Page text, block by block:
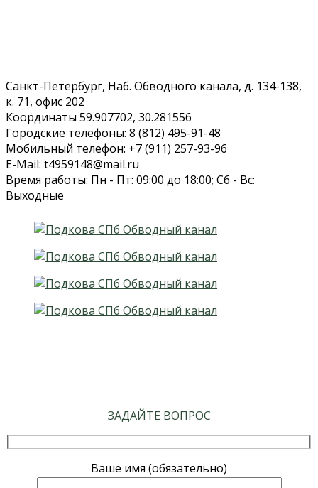
Санкт-Петербург, Наб. Обводного канала, д. 134-138,
к. 71, офис 202
Координаты 59.907702, 30.281556
Городские телефоны: 8 (812) 495-91-48
Мобильный телефон: +7 (911) 257-93-96
E-Mail: t4959148@mail.ru
Время работы: Пн - Пт: 09:00 до 18:00; Сб - Вс:
Выходные
ЗАДАЙТЕ ВОПРОС
Ваше имя (обязательно)